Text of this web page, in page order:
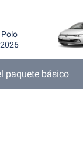
paquete básico